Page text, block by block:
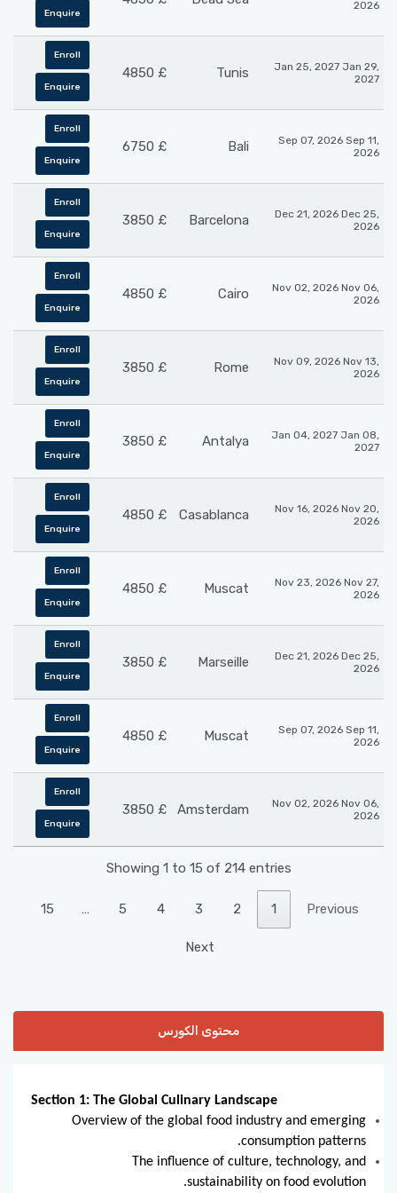
2026
Enquire
Jan 25, 2027 Jan 29,
2027
Tunis
£ 4850
Enroll
Enquire
Sep 07, 2026 Sep 11,
2026
Bali
£ 6750
Enroll
Enquire
Dec 21, 2026 Dec 25,
2026
Barcelona
£ 3850
Enroll
Enquire
Nov 02, 2026 Nov 06,
2026
Cairo
£ 4850
Enroll
Enquire
Nov 09, 2026 Nov 13,
2026
Rome
£ 3850
Enroll
Enquire
Jan 04, 2027 Jan 08,
2027
Antalya
£ 3850
Enroll
Enquire
Nov 16, 2026 Nov 20,
2026
Casablanca
£ 4850
Enroll
Enquire
Nov 23, 2026 Nov 27,
2026
Muscat
£ 4850
Enroll
Enquire
Dec 21, 2026 Dec 25,
2026
Marseille
£ 3850
Enroll
Enquire
Sep 07, 2026 Sep 11,
2026
Muscat
£ 4850
Enroll
Enquire
Nov 02, 2026 Nov 06,
2026
Amsterdam
£ 3850
Enroll
Enquire
Showing 1 to 15 of 214 entries
Previous
1
2
3
4
5
…
15
Next
محتوى الكورس
Section 1: The Global Culinary Landscape
Overview of the global food industry and emerging
consumption patterns.
The influence of culture, technology, and
sustainability on food evolution.